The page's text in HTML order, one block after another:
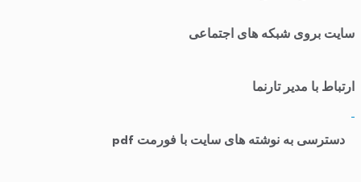
سایت بروی شبکه های اجتماعی
ارتباط با مدیر تارنما
دسترسی به نوشته های سایت با فورمت pdf